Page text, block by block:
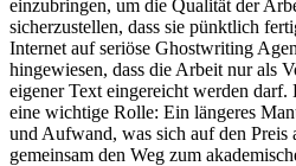
einzubringen, um die Qualität der
sicherzustellen, dass sie pünktlich
Internet auf seriöse Ghostwriting
hingewiesen, dass die Arbeit nur als
eigener Text eingereicht werden
eine wichtige Rolle: Ein längeres
und Aufwand, was sich auf den Preis
gemeinsam den Weg zum